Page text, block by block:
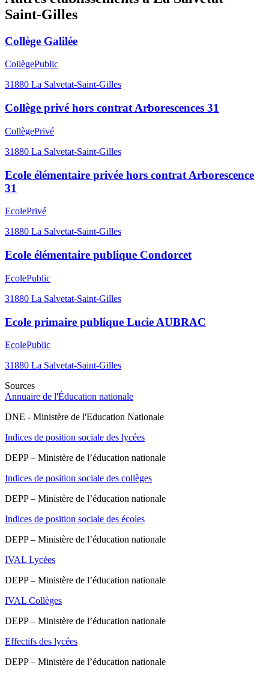
Saint-Gilles
Collège Galilée
CollègePublic
31880 La Salvetat-Saint-Gilles
Collège privé hors contrat Arborescences 31
CollègePrivé
31880 La Salvetat-Saint-Gilles
Ecole élémentaire privée hors contrat Arborescence
31
EcolePrivé
31880 La Salvetat-Saint-Gilles
Ecole élémentaire publique Condorcet
EcolePublic
31880 La Salvetat-Saint-Gilles
Ecole primaire publique Lucie AUBRAC
EcolePublic
31880 La Salvetat-Saint-Gilles
Sources
Annuaire de l'Éducation nationale
DNE - Ministère de l'Education Nationale
Indices de position sociale des lycées
DEPP – Ministère de l’éducation nationale
Indices de position sociale des collèges
DEPP – Ministère de l’éducation nationale
Indices de position sociale des écoles
DEPP – Ministère de l’éducation nationale
IVAL Lycées
DEPP – Ministère de l’éducation nationale
IVAL Collèges
DEPP – Ministère de l’éducation nationale
Effectifs des lycées
DEPP – Ministère de l’éducation nationale